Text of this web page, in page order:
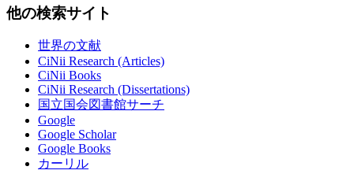
他の検索サイト
世界の文献
CiNii Research (Articles)
CiNii Books
CiNii Research (Dissertations)
国立国会図書館サーチ
Google
Google Scholar
Google Books
カーリル